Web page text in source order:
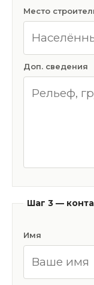
Место
Доп. сведения
Шаг 3 —
Имя